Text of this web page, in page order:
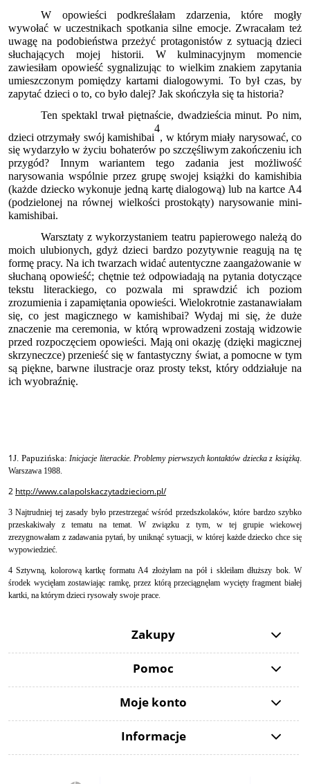
W opowieści podkreślałam zdarzenia, które mogły
wywołać w uczestnikach spotkania silne emocje. Zwracałam też
uwagę na podobieństwa przeżyć protagonistów z sytuacją dzieci
słuchających mojej historii. W kulminacyjnym momencie
zawiesiłam opowieść sygnalizując to wielkim znakiem zapytania
umieszczonym pomiędzy kartami dialogowymi. To był czas, by
zapytać dzieci o to, co było dalej? Jak skończyła się ta historia?
Ten spektakl trwał piętnaście, dwadzieścia minut. Po nim,
dzieci otrzymały swój kamishibai
4
, w którym miały narysować, co
się wydarzyło w życiu bohaterów po szczęśliwym zakończeniu ich
przygód? Innym wariantem tego zadania jest możliwość
narysowania wspólnie przez grupę swojej książki do kamishibia
(każde dziecko wykonuje jedną kartę dialogową) lub na kartce A4
(podzielonej na równej wielkości prostokąty) narysowanie mini-
kamishibai.
Warsztaty z wykorzystaniem teatru papierowego należą do
moich ulubionych, gdyż dzieci bardzo pozytywnie reagują na tę
formę pracy. Na ich twarzach widać autentyczne zaangażowanie w
słuchaną opowieść; chętnie też odpowiadają na pytania dotyczące
tekstu literackiego, co pozwala mi sprawdzić ich poziom
zrozumienia i zapamiętania opowieści. Wielokrotnie zastanawiałam
się, co jest magicznego w kamishibai? Wydaj mi się, że duże
znaczenie ma ceremonia, w którą wprowadzeni zostają widzowie
przed rozpoczęciem opowieści. Mają oni okazję (dzięki magicznej
skrzyneczce) przenieść się w fantastyczny świat, a pomocne w tym
są piękne, barwne ilustracje oraz prosty tekst, który oddziałuje na
ich wyobraźnię.
1J. Papuzińska: Inicjacje literackie. Problemy pierwszych kontaktów dziecka z książką
Warszawa 1988.
2 http://www.calapolskaczytadzieciom.pl/
3 Najtrudniej tej zasady było przestrzegać wśród przedszkolaków, które bardzo szybko
przeskakiwały z tematu na temat. W związku z tym, w tej grupie wiekowej
zrezygnowałam z zadawania pytań, by uniknąć sytuacji, w której każde dziecko chce się
wypowiedzieć.
4 Sztywną, kolorową kartkę formatu A4 złożyłam na pół i skleiłam dłuższy bok. W
środek wycięłam zostawiając ramkę, przez którą przeciągnęłam wycięty fragment białej
kartki, na którym dzieci rysowały swoje prace.
Zakupy
Pomoc
Moje konto
Informacje